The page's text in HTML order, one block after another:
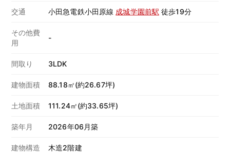
交通 小田急電鉄小田原線 成城学園前駅 徒歩19分
その他費
用
-
間取り 3LDK
建物面積 88.18㎡(約26.67坪)
土地面積 111.24㎡(約33.65坪)
築年月 2026年06月築
建物構造 木造2階建